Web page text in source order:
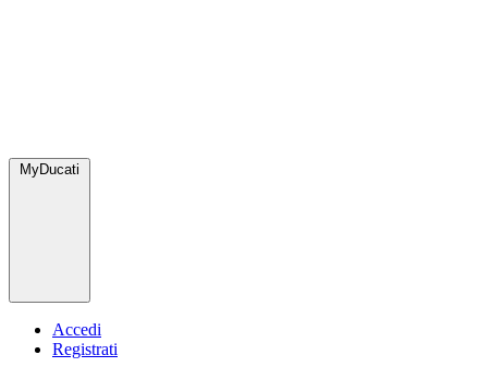
MyDucati
Accedi
Registrati